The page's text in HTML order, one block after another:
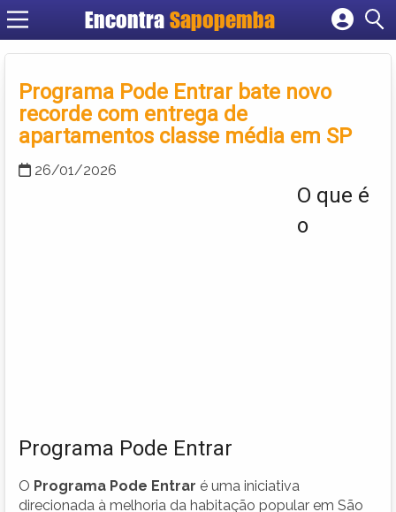
Encontra Sapopemba
Cadastrar empresa
Criar conta
Programa Pode Entrar bate novo
recorde com entrega de
apartamentos classe média em SP
26/01/2026
O que é
o
Programa Pode Entrar
O Programa Pode Entrar é uma iniciativa
direcionada à melhoria da habitação popular em São